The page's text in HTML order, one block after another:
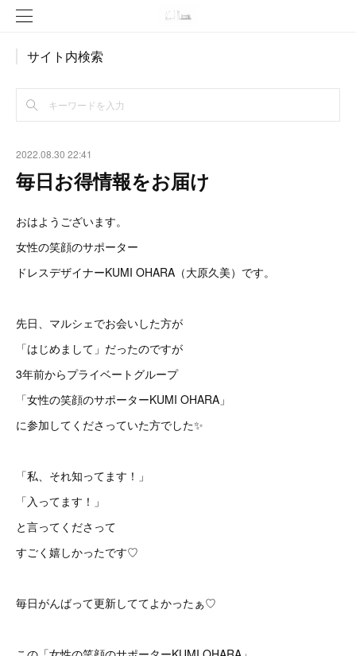
サイト内検索
2022.08.30 22:41
毎日お得情報をお届け
おはようございます。
女性の笑顔のサポーター
ドレスデザイナーKUMI OHARA（大原久美）です。
先日、マルシェでお会いした方が
「はじめまして」だったのですが
3年前からプライベートグループ
「女性の笑顔のサポーターKUMI OHARA」
に参加してくださっていた方でした✨
「私、それ知ってます！」
「入ってます！」
と言ってくださって
すごく嬉しかったです♡
毎日がんばって更新しててよかったぁ♡